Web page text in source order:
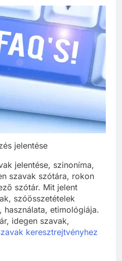
jelentése
jelentése, szinoníma,
szavak szótára, rokon
szótár. Mit jelent
szóösszetételek
használata, etimológiája.
idegen szavak,
keresztrejtvényhez